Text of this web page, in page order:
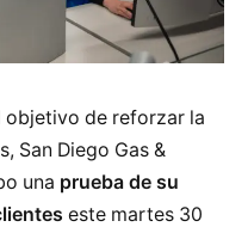
objetivo de reforzar la
San Diego Gas &
una prueba de su
este martes 30